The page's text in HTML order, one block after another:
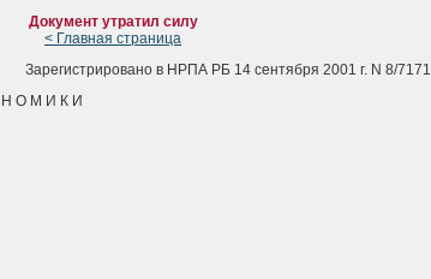
Документ утратил силу
< Главная страница
Зарегистрировано в НРПА РБ 14 сентября 2001 г. N 8/7171
О М И К И